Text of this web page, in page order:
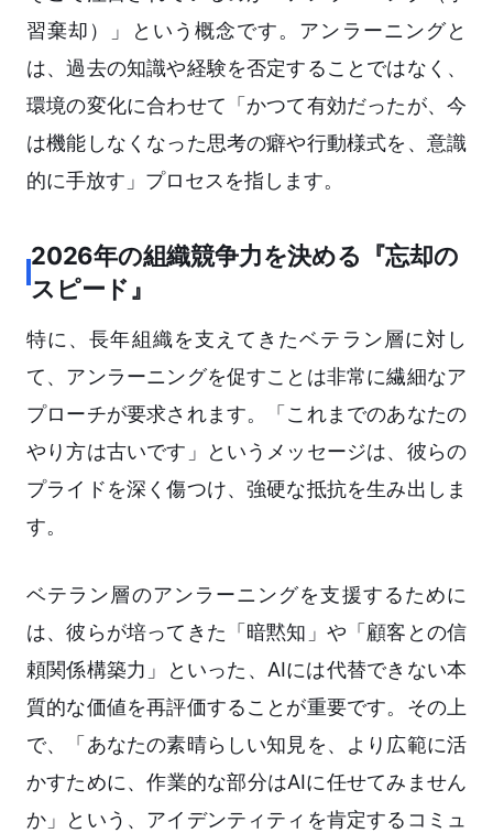
習棄却）」という概念です。アンラーニングと
は、過去の知識や経験を否定することではなく、
環境の変化に合わせて「かつて有効だったが、今
は機能しなくなった思考の癖や行動様式を、意識
的に手放す」プロセスを指します。
2026年の組織競争力を決める『忘却の
スピード』
特に、長年組織を支えてきたベテラン層に対し
て、アンラーニングを促すことは非常に繊細なア
プローチが要求されます。「これまでのあなたの
やり方は古いです」というメッセージは、彼らの
プライドを深く傷つけ、強硬な抵抗を生み出しま
す。
ベテラン層のアンラーニングを支援するために
は、彼らが培ってきた「暗黙知」や「顧客との信
頼関係構築力」といった、AIには代替できない本
質的な価値を再評価することが重要です。その上
で、「あなたの素晴らしい知見を、より広範に活
かすために、作業的な部分はAIに任せてみません
か」という、アイデンティティを肯定するコミュ